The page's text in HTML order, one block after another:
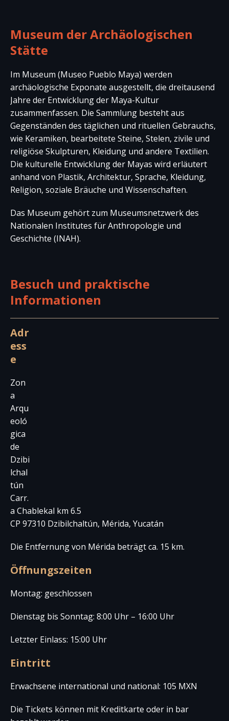
Museum der Archäologischen
Stätte
Im Museum (Museo Pueblo Maya) werden
archäologische Exponate ausgestellt, die dreitausend
Jahre der Entwicklung der Maya-Kultur
zusammenfassen. Die Sammlung besteht aus
Gegenständen des täglichen und rituellen Gebrauchs,
wie Keramiken, bearbeitete Steine, Stelen, zivile und
religiöse Skulpturen, Kleidung und andere Textilien.
Die kulturelle Entwicklung der Mayas wird erläutert
anhand von Plastik, Architektur, Sprache, Kleidung,
Religion, soziale Bräuche und Wissenschaften.
Das Museum gehört zum Museumsnetzwerk des
Nationalen Institutes für Anthropologie und
Geschichte (INAH).
Besuch und praktische
Informationen
Adr
ess
e
Zon
a
Arqu
eoló
gica
de
Dzibi
lchal
tún
Carr.
a Chablekal km 6.5
CP 97310 Dzibilchaltún, Mérida, Yucatán
Die Entfernung von Mérida beträgt ca. 15 km.
Öffnungszeiten
Montag: geschlossen
Dienstag bis Sonntag: 8:00 Uhr – 16:00 Uhr
Letzter Einlass: 15:00 Uhr
Eintritt
Erwachsene international und national: 105 MXN
Die Tickets können mit Kreditkarte oder in bar